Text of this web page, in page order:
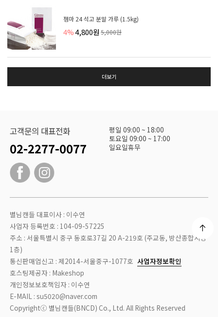
젬마 24 석고 분말 가루 (1.5kg)
4%4,800원 5,000원
더보기
고객문의 대표전화
02-2277-0077
평일 09:00 ~ 18:00
토요일 09:00 ~ 17:00
일요일휴무
별님캔들 대표이사 : 이수연
사업자 등록번호 : 104-09-57225
주소 : 서울특별시 중구 동호로37길 20 A-219호 (주교동, 방산종합시장
1층)
통신판매업신고 : 제2014-서울중구-1077호 사업자정보확인
호스팅제공자 : Makeshop
개인정보보호책임자 : 이수연
E-MAIL : su5020@naver.com
Copyrightⓒ 별님캔들(BNCD) Co., Ltd. All Rights Reserved